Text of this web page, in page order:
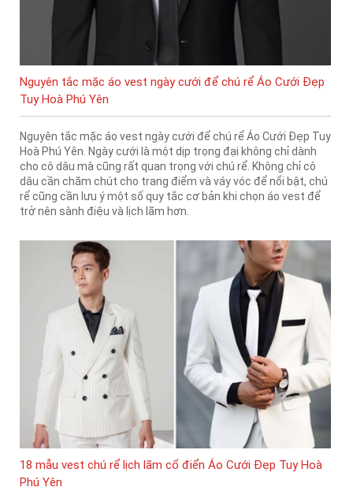
Nguyên tắc mặc áo vest ngày cưới để chú rể Áo Cưới Đẹp
Tuy Hoà Phú Yên
Nguyên tắc mặc áo vest ngày cưới để chú rể Áo Cưới Đẹp Tuy
Hoà Phú Yên. Ngày cưới là một dịp trọng đại không chỉ dành
cho cô dâu mà cũng rất quan trọng với chú rể. Không chỉ cô
dâu cần chăm chút cho trang điểm và váy vóc để nổi bật, chú
rể cũng cần lưu ý một số quy tắc cơ bản khi chọn áo vest để
trở nên sành điệu và lịch lãm hơn.
18 mẫu vest chú rể lịch lãm cổ điển Áo Cưới Đẹp Tuy Hoà
Phú Yên